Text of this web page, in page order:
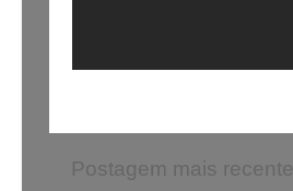
Postagem mais recente